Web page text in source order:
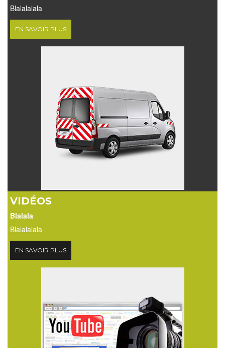
Blalalalala
EN SAVOIR PLUS
VIDÉOS
Blalala
Blalalalala
EN SAVOIR PLUS